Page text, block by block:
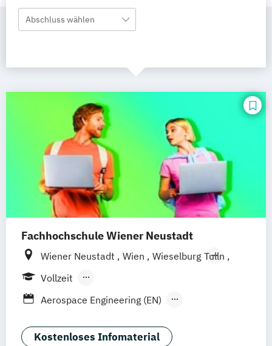
Abschluss wählen
Fachhochschule Wiener Neustadt
Wiener Neustadt Wien Wieselburg Tulln
Salzburg
Vollzeit
Berufsbegleitendes Präsenzstudium
Aerospace Engineering (EN)
Allgemeine Gesundheits- & Krankenpflege
Kostenloses Infomaterial